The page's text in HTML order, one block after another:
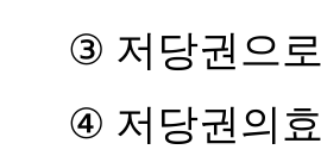
③ 저당권으
④ 저당권의